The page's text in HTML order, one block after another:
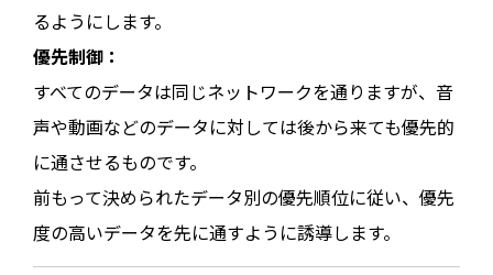
るようにします。
優先制御：
すべてのデータは同じネットワークを通りますが、音
声や動画などのデータに対しては後から来ても優先的
に通させるものです。
前もって決められたデータ別の優先順位に従い、優先
度の高いデータを先に通すように誘導します。